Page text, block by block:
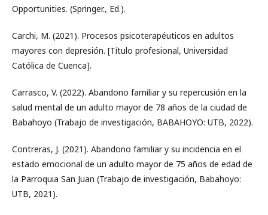
Opportunities. (Springer., Ed.).
Carchi, M. (2021). Procesos psicoterapéuticos en adultos
mayores con depresión. [Título profesional, Universidad
Católica de Cuenca].
Carrasco, V. (2022). Abandono familiar y su repercusión en la
salud mental de un adulto mayor de 78 años de la ciudad de
Babahoyo (Trabajo de investigación, BABAHOYO: UTB, 2022).
Contreras, J. (2021). Abandono familiar y su incidencia en el
estado emocional de un adulto mayor de 75 años de edad de
la Parroquia San Juan (Trabajo de investigación, Babahoyo:
UTB, 2021).